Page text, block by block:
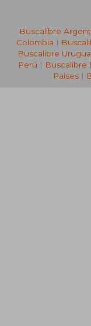
Buscalibre
Colombia |
Buscalibre
Perú | Buscalibre
Países |